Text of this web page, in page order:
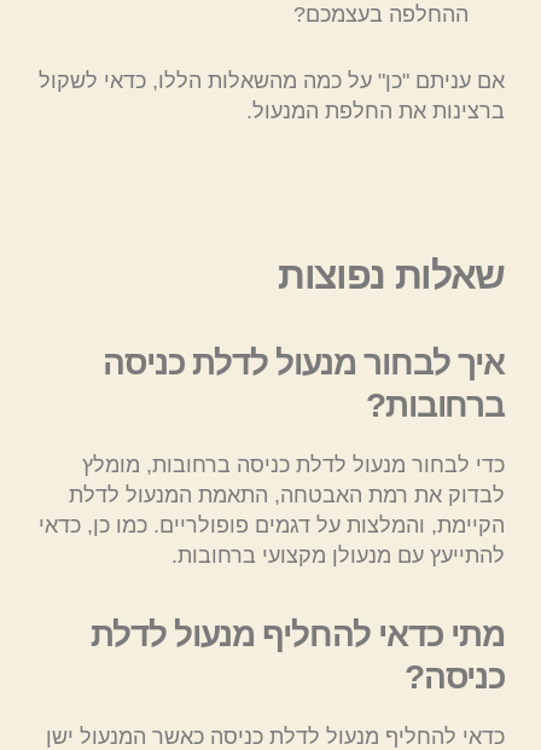
ההחלפה בעצמכם?
אם עניתם "כן" על כמה מהשאלות הללו, כדאי לשקול
ברצינות את החלפת המנעול.
שאלות נפוצות
איך לבחור מנעול לדלת כניסה
ברחובות?
כדי לבחור מנעול לדלת כניסה ברחובות, מומלץ
לבדוק את רמת האבטחה, התאמת המנעול לדלת
הקיימת, והמלצות על דגמים פופולריים. כמו כן, כדאי
להתייעץ עם מנעולן מקצועי ברחובות.
מתי כדאי להחליף מנעול לדלת
כניסה?
כדאי להחליף מנעול לדלת כניסה כאשר המנעול ישן